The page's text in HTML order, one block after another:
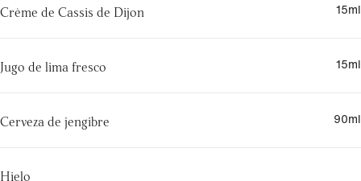
Crème de Cassis de Dijon 15ml
Jugo de lima fresco 15ml
Cerveza de jengibre 90ml
Hielo